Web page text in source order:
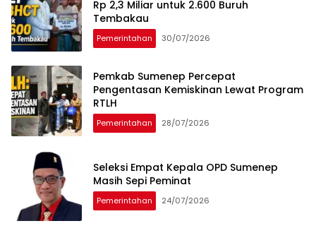
Rp 2,3 Miliar untuk 2.600 Buruh
Tembakau
Pemerintahan 30/07/2026
Pemkab Sumenep Percepat
Pengentasan Kemiskinan Lewat Program
RTLH
Pemerintahan 28/07/2026
Seleksi Empat Kepala OPD Sumenep
Masih Sepi Peminat
Pemerintahan 24/07/2026